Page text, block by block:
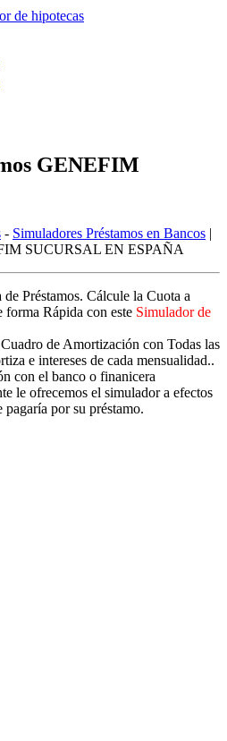
GENEFIM
- Simuladores Préstamos en Bancos |
SUCURSAL EN ESPAÑA
Préstamos. Cálcule la Cuota a
forma Rápida con este Simulador de
de Amortización con Todas las
e intereses de cada mensualidad..
con el banco o finanicera
le ofrecemos el simulador a efectos
por su préstamo.